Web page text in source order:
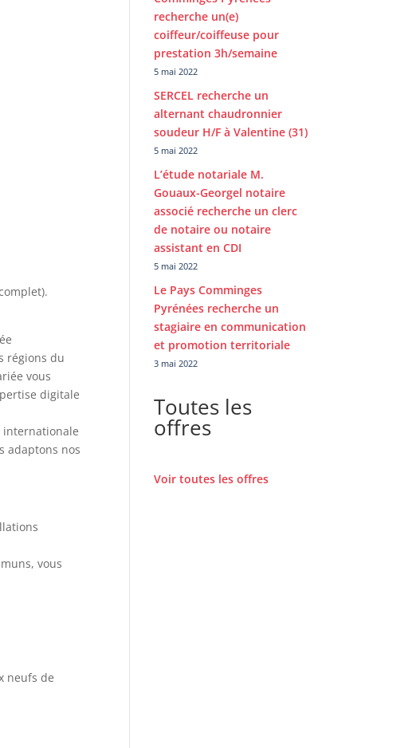
régions du
vous
digitale
internationale
adaptons nos
vous
neufs de
recherche un(e)
coiffeur/coiffeuse pour
prestation 3h/semaine
5 mai 2022
SERCEL recherche un
alternant chaudronnier
soudeur H/F à Valentine (31)
5 mai 2022
L’étude notariale M.
Gouaux-Georgel notaire
associé recherche un clerc
de notaire ou notaire
assistant en CDI
5 mai 2022
Le Pays Comminges
Pyrénées recherche un
stagiaire en communication
et promotion territoriale
3 mai 2022
Toutes les
offres
Voir toutes les offres